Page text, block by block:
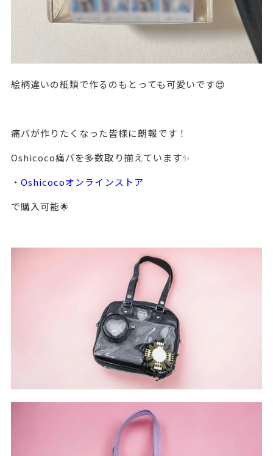
絵柄違いの紙類で作るのもとっても可愛いです😍
痛バが作りたくなった皆様に朗報です！
Oshicoco痛バを多数取り揃えています✨
・Oshicocoオンラインストア
で購入可能🌟